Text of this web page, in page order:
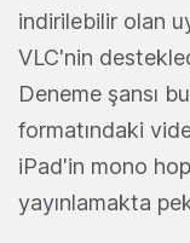
indirilebilir olan
VLC'nin
Deneme şansı
formatındaki
iPad'in mono
yayınlamakta